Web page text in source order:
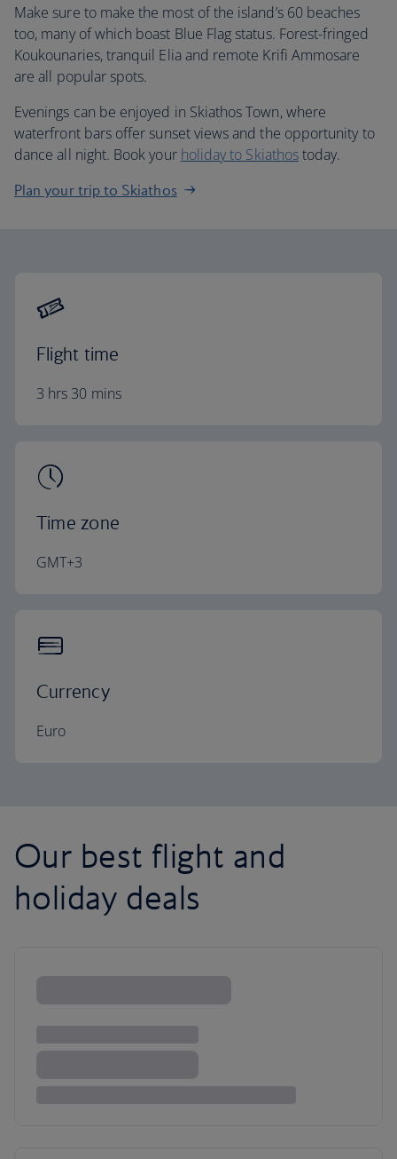
Make sure to make the most of the island’s 60 beaches
too, many of which boast Blue Flag status. Forest-fringed
Koukounaries, tranquil Elia and remote Krifi Ammosare
are all popular spots.
Evenings can be enjoyed in Skiathos Town, where
waterfront bars offer sunset views and the opportunity to
dance all night. Book your holiday to Skiathostoday.
Plan your trip to Skiathos
Flight time
3 hrs 30 mins
Time zone
GMT+3
Currency
Euro
Our best flight and
holiday deals